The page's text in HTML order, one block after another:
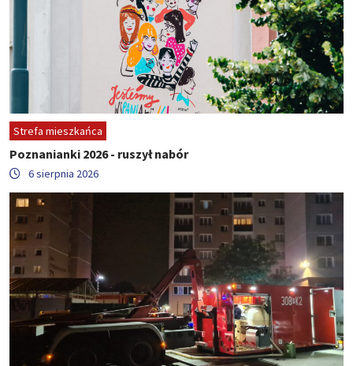
Strefa mieszkańca
Poznanianki 2026 - ruszył nabór
6 sierpnia 2026